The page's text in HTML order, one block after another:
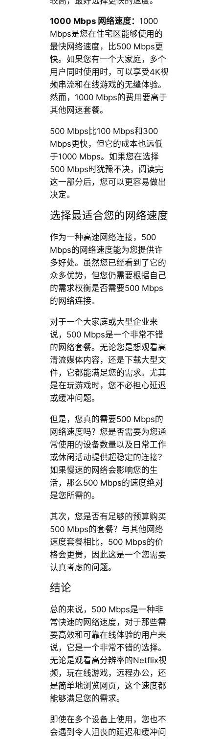
1000 Mbps 网络速度： 1000
Mbps是您在住宅区能够使用的
最快网络速度，比500 Mbps更
快。如果您有一个大家庭，多个
用户同时使用时，可以享受4K视
频串流和在线游戏的无缝体验。
然而，1000 Mbps的费用要高于
其他网速套餐。
500 Mbps比100 Mbps和300
Mbps更快，但它的成本也远低
于1000 Mbps。如果您在选择
500 Mbps时犹豫不决，阅读完
这一部分后，您可以更容易做出
决定。
选择最适合您的网络速度
作为一种高速网络连接，500
Mbps的网络速度能为您提供许
多好处。虽然您已经看到了它的
众多优势，但您仍需要根据自己
的需求权衡是否需要500 Mbps
的网络连接。
对于一个大家庭或大型企业来
说，500 Mbps是一个非常不错
的网络套餐。无论您是想观看高
清流媒体内容，还是下载大型文
件，它都能满足您的需求。尤其
是在玩游戏时，您不必担心延迟
或缓冲问题。
但是，您真的需要500 Mbps的
网络速度吗？您是否需要为您通
常使用的设备数量以及日常工作
或休闲活动提供超稳定的连接？
如果慢速的网络会影响您的生
活，那么500 Mbps的速度绝对
是您所需的。
其次，您是否有足够的预算购买
500 Mbps的套餐？与其他网络
速度套餐相比，500 Mbps的价
格会更贵，因此这是一个您需要
认真考虑的问题。
结论
总的来说，500 Mbps是一种非
常快速的网络速度，对于那些需
要高效和可靠在线体验的用户来
说，它是一个非常不错的选择。
无论是观看高分辨率的Netflix视
频，玩在线游戏，远程办公，还
是简单地浏览网页，这个速度都
能够满足您的需求。
即使在多个设备上使用，您也不
会遇到令人沮丧的延迟和缓冲问